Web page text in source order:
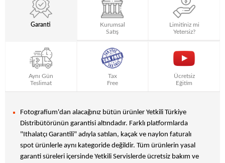
Garanti
Kurumsal
Satış
Limitiniz mi
Yetersiz?
Aynı Gün
Teslimat
Tax
Free
Ücretsiz
Eğitim
Fotografium'dan alacağınız bütün ürünler Yetkili Türkiye
Distribütörünün garantisi altındadır. Farklı platformlarda
"Ithalatçı Garantili" adıyla satılan, kaçak ve naylon faturalı
spot ürünlerle aynı kategoride değildir. Tüm ürünlerin yasal
garanti süreleri içersinde Yetkili Servislerde ücretsiz bakım ve